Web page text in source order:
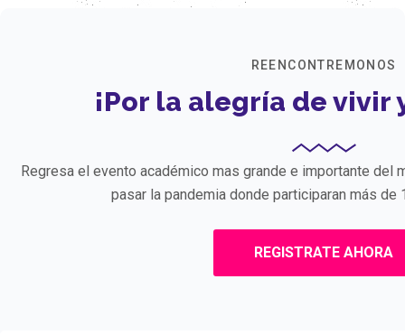
REENCONTREMONOS
¡Por la alegría de vivir
Regresa el evento académico mas grande e importante del
pasar la pandemia donde participaran más de
REGISTRATE AHORA